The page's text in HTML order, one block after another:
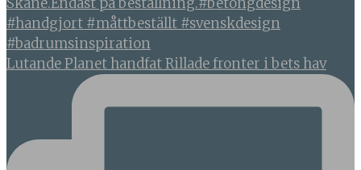
Lutande Planet handfat Rillade fronter i bets hav